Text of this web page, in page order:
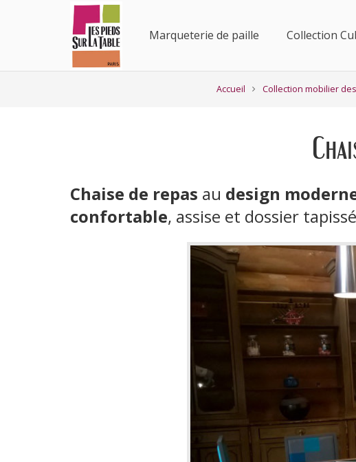
Marqueterie de paille Collection
Accueil Collection mobilier
Chaise de repas au design
confortable, assise et dossier